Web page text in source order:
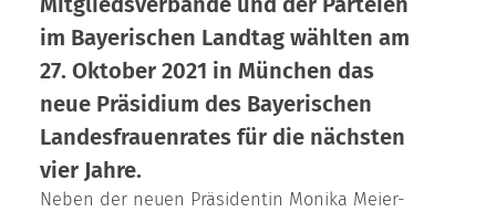
im Bayerischen Landtag wählten am
27. Oktober 2021 in München das
neue Präsidium des Bayerischen
Landesfrauenrates für die nächsten
vier Jahre.
Neben der neuen Präsidentin Monika Meier-